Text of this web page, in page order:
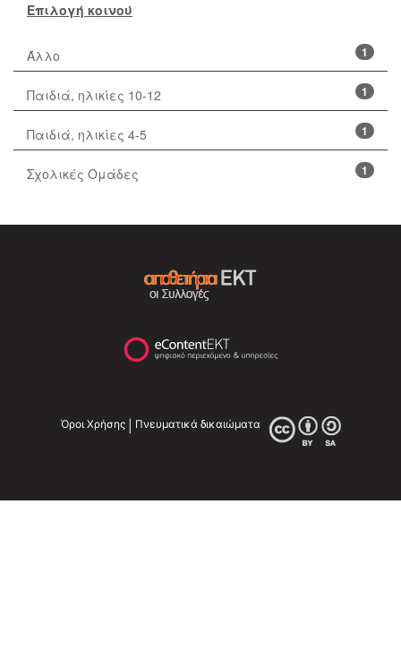
Επιλογή κοινού
1
Άλλο
1
Παιδιά, ηλικίες 10-12
1
Παιδιά, ηλικίες 4-5
1
Σχολικές Ομάδες